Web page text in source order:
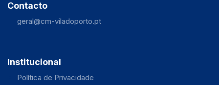
Contacto
geral@cm-viladoporto.pt
Institucional
Política de Privacidade